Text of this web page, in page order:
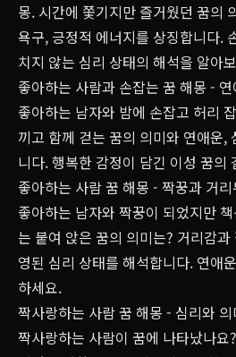
몽. 시간에 쫓기지만 즐거웠던 꿈의
욕구, 긍정적 에너지를 상징합니다.
치지 않는 심리 상태의 해석을 알아
좋아하는 사람과 손잡는 꿈 해몽 -
좋아하는 남자와 밤에 손잡고 허리
끼고 함께 걷는 꿈의 의미와 연애운,
니다. 행복한 감정이 담긴 이성 꿈의
좋아하는 사람 꿈 해몽 - 짝꿍과 거리
좋아하는 남자와 짝꿍이 되었지만
는 붙여 앉은 꿈의 의미는? 거리감
영된 심리 상태를 해석합니다. 연애
하세요.
짝사랑하는 사람 꿈 해몽 - 심리와 의
짝사랑하는 사람이 꿈에 나타났나